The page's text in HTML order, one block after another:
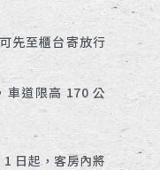
先至櫃台寄放行
車道限高 170 公
日起，客房內將